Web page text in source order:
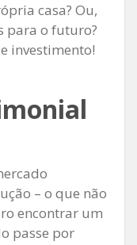
casa? Ou,
para o futuro?
investimento!
– o que não
encontrar um
passe por